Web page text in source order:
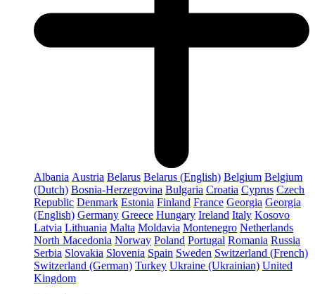
Albania Austria Belarus Belarus (English) Belgium Belgium
(Dutch) Bosnia-Herzegovina Bulgaria Croatia Cyprus Czech
Republic Denmark Estonia Finland France Georgia Georgia
(English) Germany Greece Hungary Ireland Italy Kosovo
Latvia Lithuania Malta Moldavia Montenegro Netherlands
North Macedonia Norway Poland Portugal Romania Russia
Serbia Slovakia Slovenia Spain Sweden Switzerland (French)
Switzerland (German) Turkey Ukraine (Ukrainian) United
Kingdom